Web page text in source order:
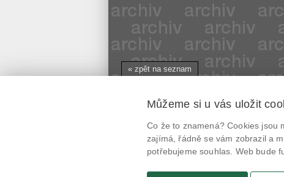
« zpět na seznam
@potravinynapranyri
Můžeme si u vás uložit
Co že to znamená? Cookies jsou
zajímá, řádně se vám zobrazil a
potřebujeme souhlas. Web bude